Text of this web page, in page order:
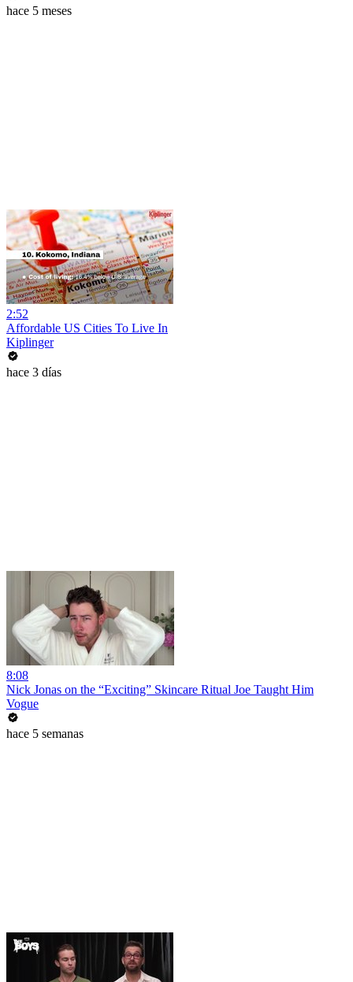
hace 5 meses
2:52
Affordable US Cities To Live In
Kiplinger
hace 3 días
8:08
Nick Jonas on the “Exciting” Skincare Ritual Joe Taught Him
Vogue
hace 5 semanas